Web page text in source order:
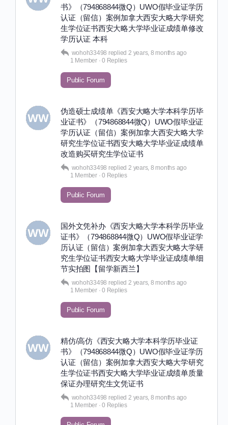
书》（794868844微Q）UWO假毕业证学历
认证（留信）案例加拿大西安大略大学研究
生学位证书西安大略大学毕业证成绩单修改
学历认证 本科
wohoh33498 replied 2 years, 8 months ago
1 Member · 0 Replies
Public Forum
伪造硕士成绩单《西安大略大学本科学历毕
业证书》（794868844微Q）UWO假毕业证
学历认证（留信）案例加拿大西安大略大学
研究生学位证书西安大略大学毕业证成绩单
改造购买研究生学位证书
wohoh33498 replied 2 years, 8 months ago
1 Member · 0 Replies
Public Forum
国外文凭补办《西安大略大学本科学历毕业
证书》（794868844微Q）UWO假毕业证学
历认证（留信）案例加拿大西安大略大学研
究生学位证书西安大略大学毕业证成绩单细
节实拍图【留学新西兰】
wohoh33498 replied 2 years, 8 months ago
1 Member · 0 Replies
Public Forum
精仿/高仿《西安大略大学本科学历毕业证
书》（794868844微Q）UWO假毕业证学历
认证（留信）案例加拿大西安大略大学研究
生学位证书西安大略大学毕业证成绩单质量
保证办理研究生文凭证书
wohoh33498 replied 2 years, 8 months ago
1 Member · 0 Replies